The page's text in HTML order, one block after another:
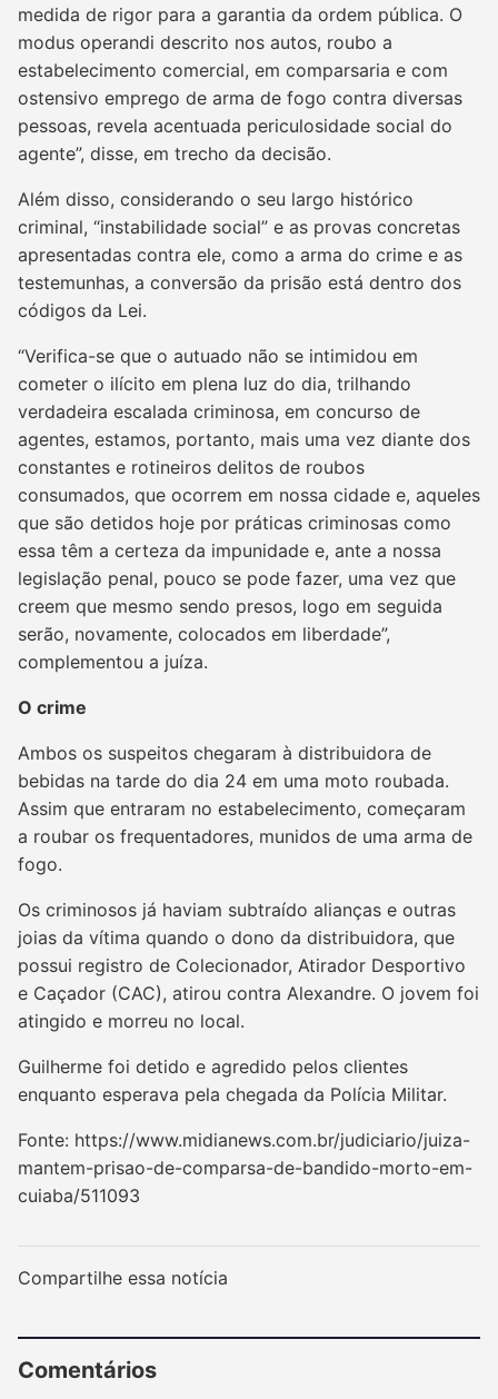
medida de rigor para a garantia da ordem pública. O
modus operandi descrito nos autos, roubo a
estabelecimento comercial, em comparsaria e com
ostensivo emprego de arma de fogo contra diversas
pessoas, revela acentuada periculosidade social do
agente”, disse, em trecho da decisão.
Além disso, considerando o seu largo histórico
criminal, “instabilidade social” e as provas concretas
apresentadas contra ele, como a arma do crime e as
testemunhas, a conversão da prisão está dentro dos
códigos da Lei.
“Verifica-se que o autuado não se intimidou em
cometer o ilícito em plena luz do dia, trilhando
verdadeira escalada criminosa, em concurso de
agentes, estamos, portanto, mais uma vez diante dos
constantes e rotineiros delitos de roubos
consumados, que ocorrem em nossa cidade e, aqueles
que são detidos hoje por práticas criminosas como
essa têm a certeza da impunidade e, ante a nossa
legislação penal, pouco se pode fazer, uma vez que
creem que mesmo sendo presos, logo em seguida
serão, novamente, colocados em liberdade”,
complementou a juíza.
O crime
Ambos os suspeitos chegaram à distribuidora de
bebidas na tarde do dia 24 em uma moto roubada.
Assim que entraram no estabelecimento, começaram
a roubar os frequentadores, munidos de uma arma de
fogo.
Os criminosos já haviam subtraído alianças e outras
joias da vítima quando o dono da distribuidora, que
possui registro de Colecionador, Atirador Desportivo
e Caçador (CAC), atirou contra Alexandre. O jovem foi
atingido e morreu no local.
Guilherme foi detido e agredido pelos clientes
enquanto esperava pela chegada da Polícia Militar.
Fonte: https://www.midianews.com.br/judiciario/juiza-
mantem-prisao-de-comparsa-de-bandido-morto-em-
cuiaba/511093
Compartilhe essa notícia
Comentários